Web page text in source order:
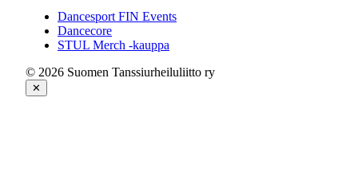
Dancesport FIN Events
Dancecore
STUL Merch -kauppa
© 2026 Suomen Tanssiurheiluliitto ry
✕